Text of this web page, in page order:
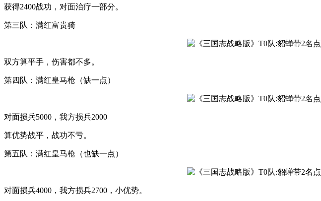
获得2400战功，对面治疗一部分。
第三队：满红富贵骑
双方算平手，伤害都不多。
第四队：满红皇马枪（缺一点）
对面损兵5000，我方损兵2000
算优势战平，战功不亏。
第五队：满红皇马枪（也缺一点）
对面损兵4000，我方损兵2700，小优势。